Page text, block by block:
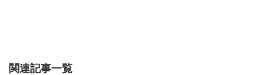
関連記事一覧